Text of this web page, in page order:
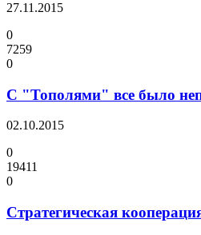
27.11.2015
0
7259
0
С "Тополями" все было
02.10.2015
0
19411
0
Стратегическая